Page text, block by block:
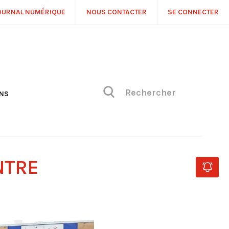
NUMÉRIQUE NOUS CONTACTER SE CONNECTER